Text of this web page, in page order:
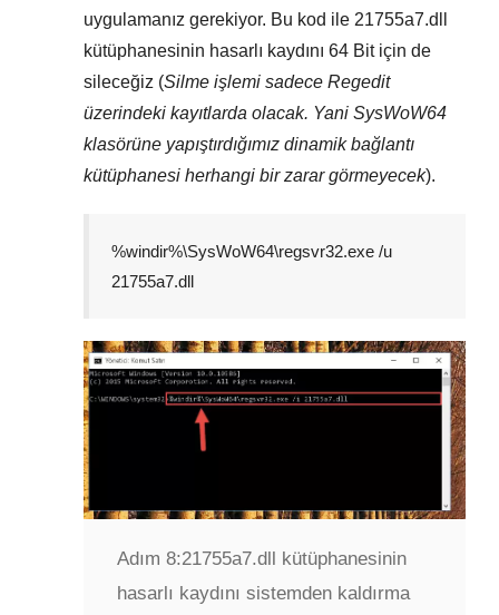
uygulamanız gerekiyor. Bu kod ile 21755a7.dll
kütüphanesinin hasarlı kaydını 64 Bitiçin de
sileceğiz (Silme işlemi sadece Regedit
üzerindeki kayıtlarda olacak. Yani SysWoW64
klasörüne yapıştırdığımız dinamik bağlantı
kütüphanesi herhangi bir zarar görmeyecek).
%windir%\SysWoW64\regsvr32.exe /u
21755a7.dll
Adım 8:21755a7.dll kütüphanesinin
hasarlı kaydını sistemden kaldırma